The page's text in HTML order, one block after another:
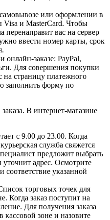
или оформлении в
Visa и MasterCard. Чтобы
перенаправит вас на сервер
ввести номер карты, срок
заказе: PayPal,
Для совершения покупки
на страницу платежного
заполнить форму по
В интернет-магазине
с 9.00 до 23.00. Когда
служба свяжется
предложит выбрать
уточнит адрес. Осмотрите
соответствие указанной
торговых точек для
Когда заказ поступит на
Для получения заказа
кассовой зоне и назовите